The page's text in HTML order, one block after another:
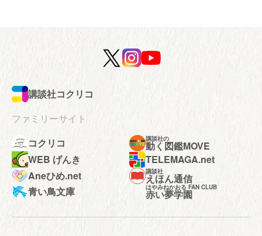
講談社コクリコ
ファミリーサイト
コクリコ
講談社の
動く図鑑MOVE
WEB げんき
TELEMAGA.net
Aneひめ.net
講談社
えほん通信
青い鳥文庫
はやみねかおる FAN CLUB
赤い夢学園